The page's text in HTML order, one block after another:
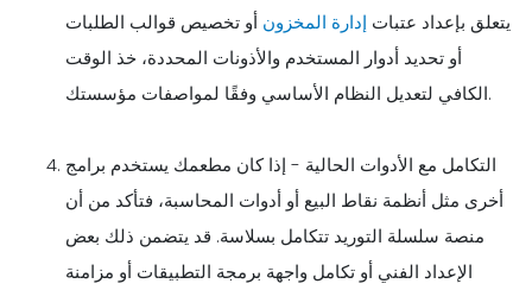
يتعلق بإعداد عتبات إدارة المخزون أو تخصيص قوالب الطلبات
أو تحديد أدوار المستخدم والأذونات المحددة، خذ الوقت
الكافي لتعديل النظام الأساسي وفقًا لمواصفات مؤسستك.
التكامل مع الأدوات الحالية - إذا كان مطعمك يستخدم برامج
أخرى مثل أنظمة نقاط البيع أو أدوات المحاسبة، فتأكد من أن
منصة سلسلة التوريد تتكامل بسلاسة. قد يتضمن ذلك بعض
الإعداد الفني أو تكامل واجهة برمجة التطبيقات أو مزامنة